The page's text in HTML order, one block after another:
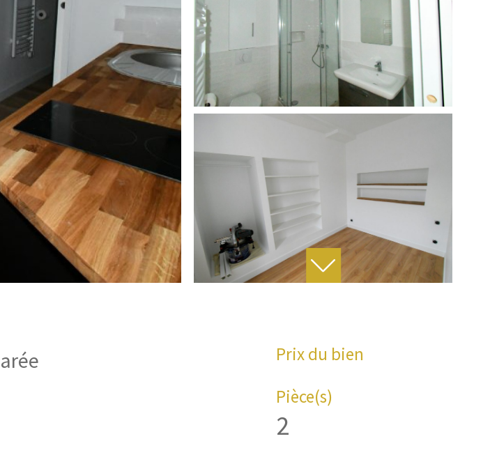
Prix du bien
Pièce(s)
2